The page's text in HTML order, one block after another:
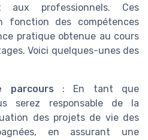
aux professionnels. Ces
fonction des compétences
pratique obtenue au cours
Voici quelques-unes des
parcours : En tant que
serez responsable de la
des projets de vie des
en assurant une